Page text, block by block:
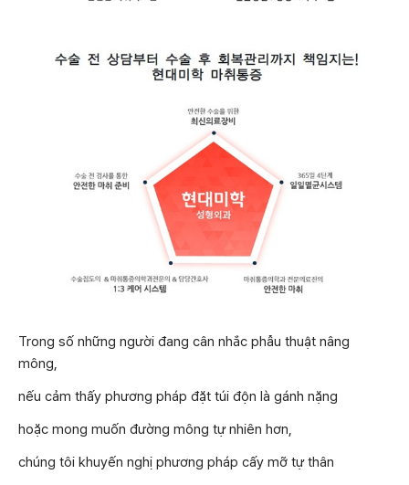
Trong số những người đang cân nhắc phẫu thuật nâng
mông,
nếu cảm thấy phương pháp đặt túi độn là gánh nặng
hoặc mong muốn đường mông tự nhiên hơn,
chúng tôi khuyến nghị phương pháp cấy mỡ tự thân